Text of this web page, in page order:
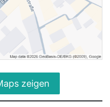
zeigen